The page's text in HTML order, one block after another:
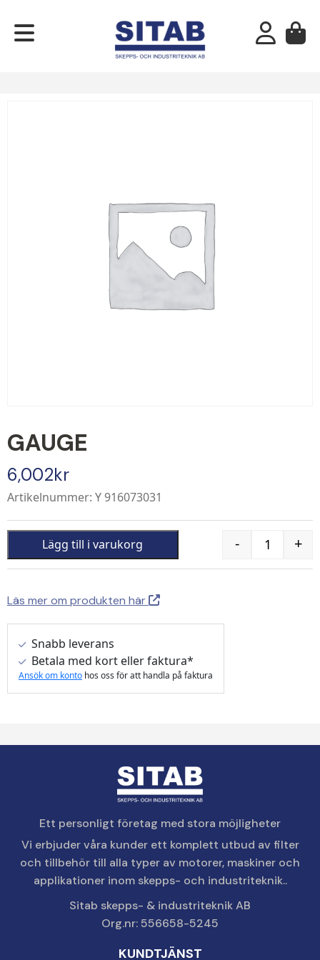
GAUGE
6,002kr
Artikelnummer: Y 916073031
Quantity
- +
Lägg till i varukorg
Läs mer om produkten här
Snabb leverans
Betala med kort eller faktura*
Ansök om konto hos oss för att handla på faktura
Ett personligt företag med stora möjligheter
Vi erbjuder våra kunder ett komplett utbud av filter
och tillbehör till alla typer av motorer, maskiner och
applikationer inom skepps- och industriteknik..
Sitab skepps- & industriteknik AB
Org.nr: 556658-5245
KUNDTJÄNST